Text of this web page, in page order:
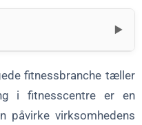
▼
varierer afhængigt af
fitnessbranche tæller
i fitnesscentre er en
påvirke virksomhedens